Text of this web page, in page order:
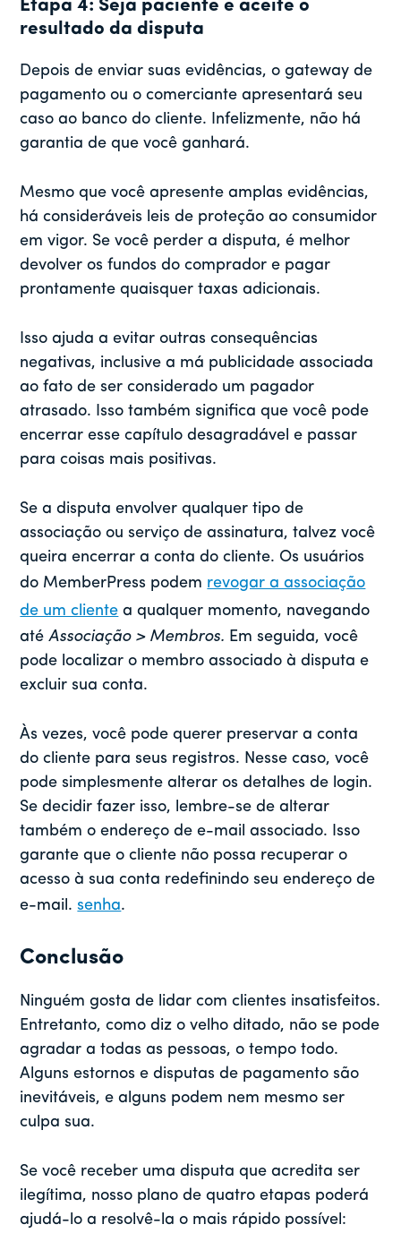
Etapa 4: Seja paciente e aceite o
resultado da disputa
Depois de enviar suas evidências, o gateway de
pagamento ou o comerciante apresentará seu
caso ao banco do cliente. Infelizmente, não há
garantia de que você ganhará.
Mesmo que você apresente amplas evidências,
há consideráveis leis de proteção ao consumidor
em vigor. Se você perder a disputa, é melhor
devolver os fundos do comprador e pagar
prontamente quaisquer taxas adicionais.
Isso ajuda a evitar outras consequências
negativas, inclusive a má publicidade associada
ao fato de ser considerado um pagador
atrasado. Isso também significa que você pode
encerrar esse capítulo desagradável e passar
para coisas mais positivas.
Se a disputa envolver qualquer tipo de
associação ou serviço de assinatura, talvez você
queira encerrar a conta do cliente. Os usuários
do MemberPress podem revogar a associação
de um cliente a qualquer momento, navegando
atéAssociação > Membros. Em seguida, você
pode localizar o membro associado à disputa e
excluir sua conta.
Às vezes, você pode querer preservar a conta
do cliente para seus registros. Nesse caso, você
pode simplesmente alterar os detalhes de login.
Se decidir fazer isso, lembre-se de alterar
também o endereço de e-mail associado. Isso
garante que o cliente não possa recuperar o
acesso à sua conta redefinindo seu endereço de
e-mail.senha.
Conclusão
Ninguém gosta de lidar com clientes insatisfeitos.
Entretanto, como diz o velho ditado, não se pode
agradar a todas as pessoas, o tempo todo.
Alguns estornos e disputas de pagamento são
inevitáveis, e alguns podem nem mesmo ser
culpa sua.
Se você receber uma disputa que acredita ser
ilegítima, nosso plano de quatro etapas poderá
ajudá-lo a resolvê-la o mais rápido possível: